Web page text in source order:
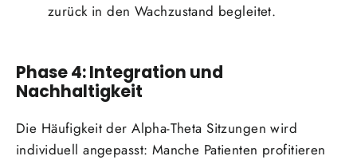
zurück in den Wachzustand begleitet.
Phase 4: Integration und
Nachhaltigkeit
Die Häufigkeit der Alpha-Theta Sitzungen wird
individuell angepasst: Manche Patienten profitieren